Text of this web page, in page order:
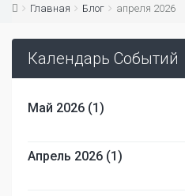
Главная Блог апреля 2026
Календарь Событий
Май 2026 (1)
Апрель 2026 (1)